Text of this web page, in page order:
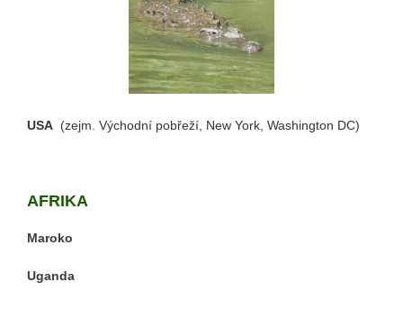
USA (zejm. Východní pobřeží, New York, Washington DC)
AFRIKA
Maroko
Uganda